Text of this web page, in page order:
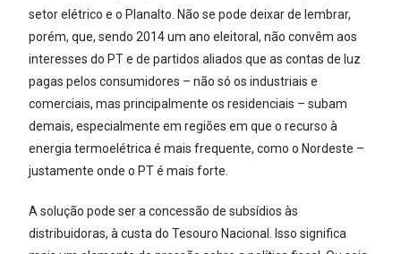
setor elétrico e o Planalto. Não se pode deixar de lembrar,
porém, que, sendo 2014 um ano eleitoral, não convêm aos
interesses do PT e de partidos aliados que as contas de luz
pagas pelos consumidores – não só os industriais e
comerciais, mas principalmente os residenciais – subam
demais, especialmente em regiões em que o recurso à
energia termoelétrica é mais frequente, como o Nordeste –
justamente onde o PT é mais forte.
A solução pode ser a concessão de subsídios às
distribuidoras, à custa do Tesouro Nacional. Isso significa